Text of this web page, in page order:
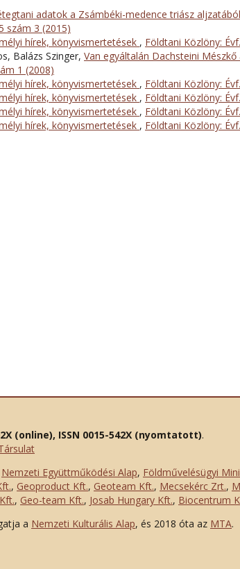
adatok a Zsámbéki-medence triász
szám 3 (2015)
hírek, könyvismertetések , Földtani Közlöny:
Balázs Szinger, Van egyáltalán Dachsteini Mészkő
1 (2008)
hírek, könyvismertetések , Földtani Közlöny:
hírek, könyvismertetések , Földtani Közlöny:
hírek, könyvismertetések , Földtani Közlöny:
hírek, könyvismertetések , Földtani Közlöny:
(online), ISSN 0015-542X (nyomtatott).
Nemzeti Együttműködési Alap, Földművelésügyi
, Geoproduct Kft., Geoteam Kft., Mecsekérc Zrt.,
, Geo-team Kft., Josab Hungary Kft., Biocentrum
a Nemzeti Kulturális Alap, és 2018 óta az MTA.